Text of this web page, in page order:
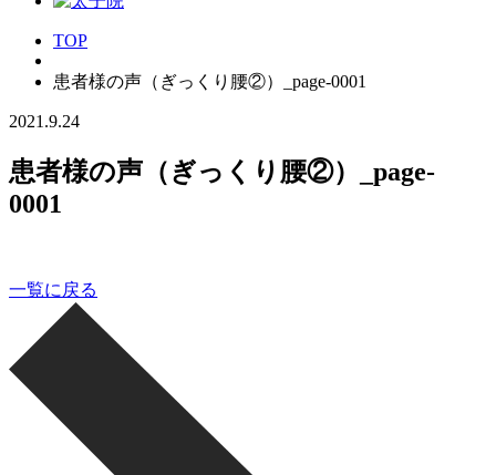
TOP
患者様の声（ぎっくり腰②）_page-0001
2021.9.24
患者様の声（ぎっくり腰②）_page-
0001
一覧に戻る